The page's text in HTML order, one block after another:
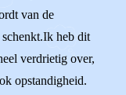
van de
heb dit
verdrietig over,
opstandigheid.